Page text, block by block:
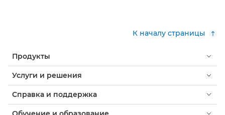
К началу страницы
Продукты
Услуги и решения
Справка и поддержка